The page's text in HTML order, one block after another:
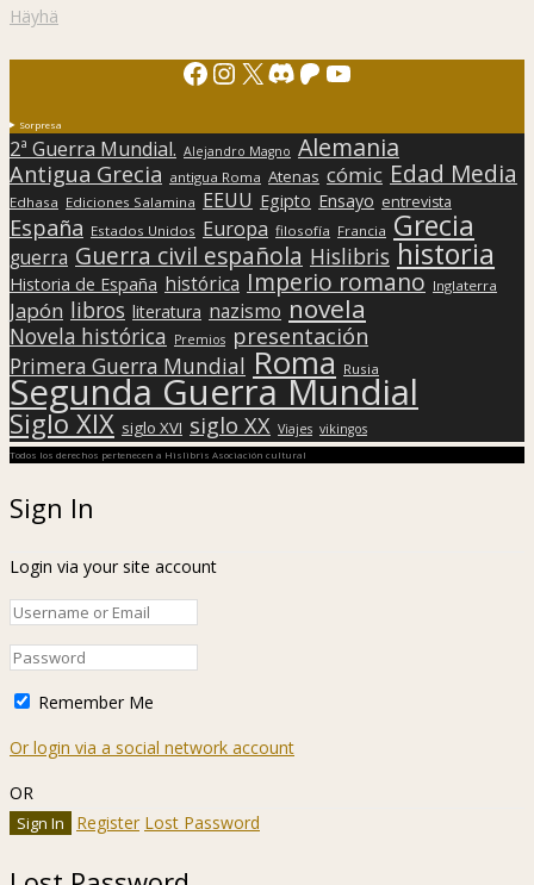
Häyhä
Facebook
Instagram
X Discord
Patreon
YouTube
Sorpresa
2ª Guerra Mundial. Alejandro Magno Alemania
Antigua Grecia antigua Roma Atenas cómic Edad Media
Edhasa Ediciones Salamina EEUU Egipto Ensayo entrevista
España Estados Unidos Europa filosofía Francia Grecia
guerra Guerra civil española Hislibris historia
Historia de España histórica Imperio romano Inglaterra
Japón libros literatura nazismo novela
Novela histórica Premios presentación
Primera Guerra Mundial Roma Rusia
Segunda Guerra Mundial
Siglo XIX siglo XVI siglo XX Viajes vikingos
Todos los derechos pertenecen a Hislibris Asociación cultural
Sign In
Login via your site account
Remember Me
Or login via a social network account
OR
Register Lost Password